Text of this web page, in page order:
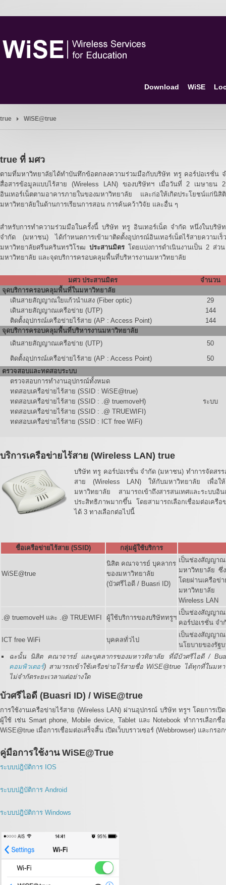
Download WiSE
true WiSE@true
true ที่ มศว
ตามที่มหาวิทยาลัยได้ทำบันทึกข้อตกลงความร่วมมือกับบริษัท ทรู คอร์ปอเรชั่น
สื่อสารข้อมูลแบบไร้สาย (Wireless LAN) ของบริษัทฯ เมื่อวันที่ 2 เมษายน
อินเทอร์เน็ตตามอาคารภายในของมหาวิทยาลัย และก่อให้เกิดประโยชน์แก่
มหาวิทยาลัยในด้านการเรียนการสอน การค้นคว้าวิจัย และอื่น ๆ
สำหรับการทำความร่วมมือในครั้งนี้ บริษัท ทรู อินเทอร์เน็ต จำกัด หนึ่งในบริษั
จำกัด (มหาชน) ได้กำหนดการเข้ามาติดตั้งอุปกรณ์อินเทอร์เน็ตไร้สายความ
มหาวิทยาลัยศรีนครินทรวิโรฒ ประสานมิตร โดยแบ่งการดำเนินงานเป็น 2 ส่
มหาวิทยาลัย และจุดบริการครอบคลุมพื้นที่บริหารงานมหาวิทยาลัย
มศว ประสานมิตร
จำนวน
จุดบริการครอบคลุมพื้นที่ในมหาวิทยาลัย
เดินสายสัญญาณใยแก้วนำแสง (Fiber optic)
29
เดินสายสัญญาณเครือข่าย (UTP)
144
ติดตั้งอุปกรณ์เครือข่ายไร้สาย (AP : Access Point)
144
จุดบริการครอบคลุมพื้นที่บริหารงานมหาวิทยาลัย
เดินสายสัญญาณเครือข่าย (UTP)
50
ติดตั้งอุปกรณ์เครือข่ายไร้สาย (AP : Access Point)
50
ตรวจสอบและทดสอบระบบ
ตรวจสอบการทำงานอุปกรณ์ทั้งหมด
ระบบ
ทดสอบเครือข่ายไร้สาย (SSID : WiSE@true)
ทดสอบเครือข่ายไร้สาย (SSID : .@ truemoveH)
ทดสอบเครือข่ายไร้สาย (SSID : .@ TRUEWIFI)
ทดสอบเครือข่ายไร้สาย (SSID : ICT free WiFi)
บริการเครือข่ายไร้สาย (Wireless LAN) true
บริษัท ทรู คอร์ปอเรชั่น จำกัด (มหาชน) ทำการจัดสร
สาย (Wireless LAN) ให้กับมหาวิทยาลัย เพื่อ
มหาวิทยาลัย สามารถเข้าถึงสารสนเทศและระบบอิ
ประสิทธิภาพมากขึ้น โดยสามารถเลือกเชื่อมต่อเครือ
ได้ 3 ทางเลือกต่อไปนี้
ชื่อเครือข่ายไร้สาย (SSID) กลุ่มผู้ใช้บริการ
WiSE@true
นิสิต คณาจารย์ บุคลากร
ของมหาวิทยาลัย
(บัวศรีไอดี / Buasri ID)
เป็นช่องสัญญาณ
มหาวิทยาลัย ซึ่
โดยผ่านเครื
มหาวิทยาลัย ต
Wireless LAN
.@ truemoveH และ .@ TRUEWIFI ผู้ใช้บริการของบริษัททรูฯ
เป็นช่องสัญญ
คอร์ปอเรชั่น จ
ICT free WiFi บุคคลทั่วไป
เป็นช่องสัญญา
นโยบายของรัฐ
ฉะนั้น นิสิต คณาจารย์ และบุคลากรของมหาวทิยาลัย ที่มีบัวศรีไอดี /
คอมพิวเตอร์) สามารถเข้าใช้เครือข่ายไร้สายชื่อ WiSE@true ได้ทุกที่ในม
ไม่จำกัดระยะเวลาแต่อย่างใด
บัวศรีไอดี (Buasri ID) / WiSE@true
การใช้งานเครือข่ายไร้สาย (Wireless LAN) ผ่านอุปกรณ์ บริษัท ทรูฯ โดยการ
ผู้ใช้ เช่น Smart phone, Mobile device, Tablet และ Notebook ทำการเลือก
WiSE@true เมื่อการเชื่อมต่อเสร็จสิ้น เปิดเว็บบราวเซอร์ (Webbrowser) และกร
คู่มือการใช้งาน WiSE@True
ระบบปฎิบัติการ IOS
ระบบปฏิบัติการ Android
ระบบปฎิบัติการ Windows